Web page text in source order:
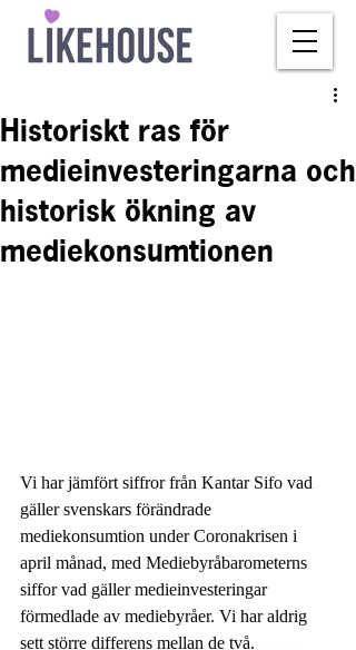
Historiskt ras för
medieinvesteringarna och
historisk ökning av
mediekonsumtionen
Vi har jämfört siffror från Kantar Sifo vad
gäller svenskars förändrade
mediekonsumtion under Coronakrisen i
april månad, med Mediebyråbarometerns
siffor vad gäller medieinvesteringar
förmedlade av mediebyråer. Vi har aldrig
sett större differens mellan de två.